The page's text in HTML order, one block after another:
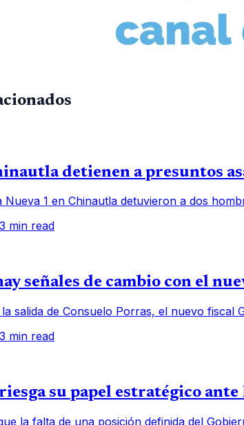
detienen a presuntos
Nueva 1 en Chinautla detuvieron a dos
3 min read
señales de cambio con el
salida de Consuelo Porras, el nuevo fiscal
3 min read
su papel estratégico
la falta de una posición definida del